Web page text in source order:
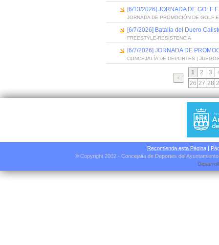
[6/13/2026] JORNADA DE GOLF
JORNADA DE PROMOCIÓN DE GOLF
[6/7/2026] Batalla del Duero
FREESTYLE-RESISTENCIA
[6/7/2026] JORNADA DE
CONCEJALÍA DE DEPORTES |
1 2 3
26 27 28
Recomienda esta Página |
© Copyright 2002 - Concejalía de Deportes del